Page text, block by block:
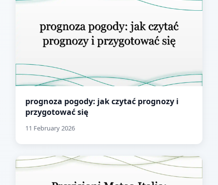
prognoza pogody: jak czytać prognozy i
przygotować się
11 February 2026